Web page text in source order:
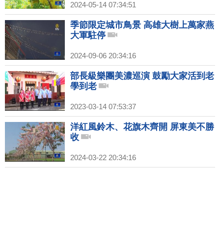
2024-05-14 07:34:51
季節限定城市鳥景 高雄大樹上萬家燕
大軍駐停
2024-09-06 20:34:16
部長級樂團美濃巡演 鼓勵大家活到老
學到老
2023-03-14 07:53:37
洋紅風鈴木、花旗木齊開 屏東美不勝
收
2024-03-22 20:34:16